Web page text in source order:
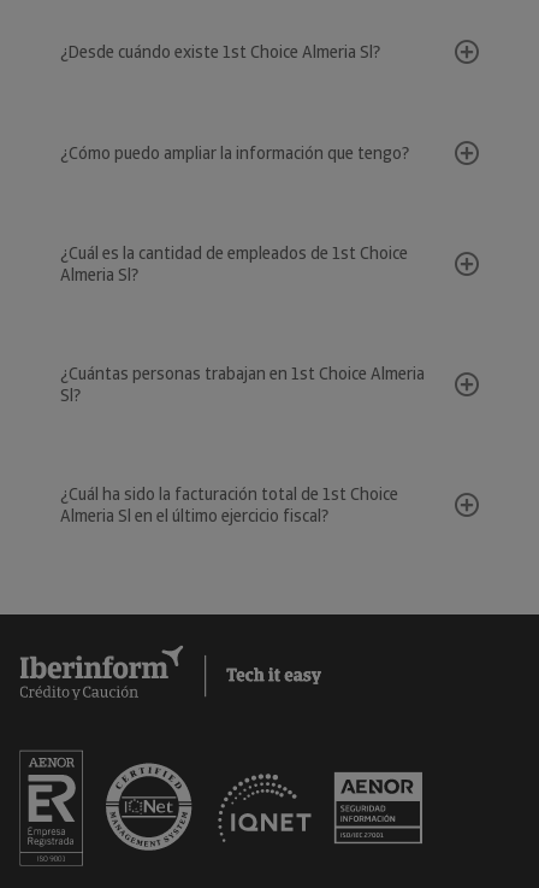
¿Desde cuándo existe 1st Choice Almeria Sl?
¿Cómo puedo ampliar la información que tengo?
¿Cuál es la cantidad de empleados de 1st Choice
Almeria Sl?
¿Cuántas personas trabajan en 1st Choice Almeria
Sl?
¿Cuál ha sido la facturación total de 1st Choice
Almeria Sl en el último ejercicio fiscal?